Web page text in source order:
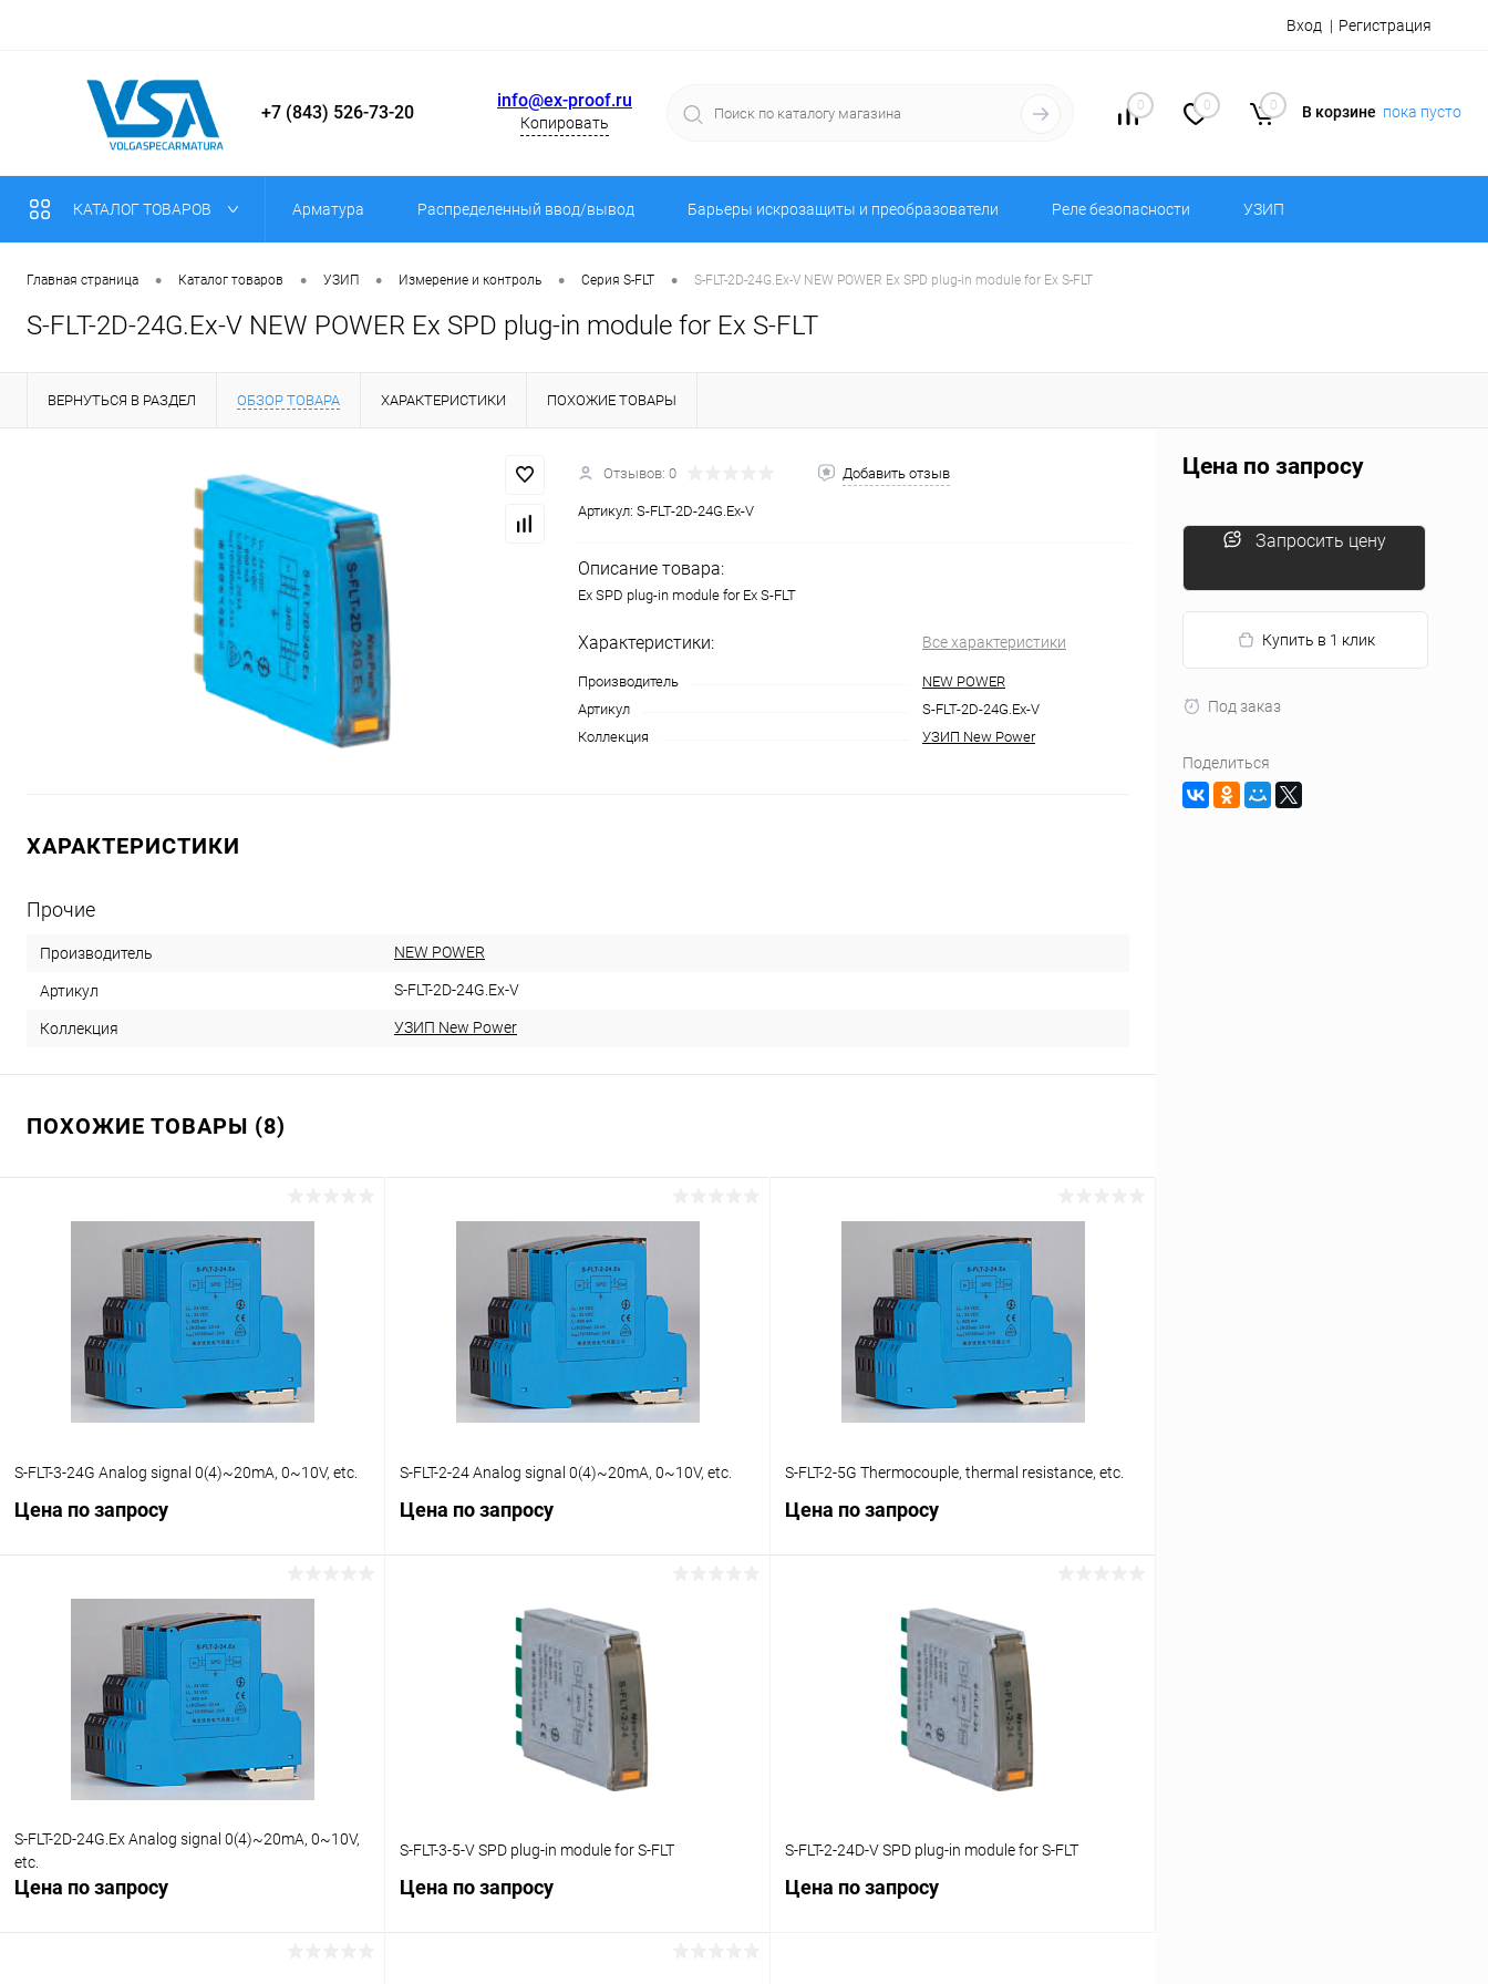
Вход Регистрация
+7 (843) 526-73-20
info@ex-proof.ru
Копировать
0 0 0 В корзине пока пусто
КАТАЛОГ ТОВАРОВ Арматура Распределенный ввод/вывод Барьеры искрозащиты и преобразователи Реле безопасности УЗИП
Главная страница • Каталог товаров • УЗИП • Измерение и контроль • Серия S-FLT • S-FLT-2D-24G.Ex-V NEW POWER Ex SPD plug-in module for Ex S-FLT
S-FLT-2D-24G.Ex-V NEW POWER Ex SPD plug-in module for Ex S-FLT
ВЕРНУТЬСЯ В РАЗДЕЛ ОБЗОР ТОВАРА ХАРАКТЕРИСТИКИ ПОХОЖИЕ ТОВАРЫ
Отзывов: 0 Добавить отзыв
Артикул: S-FLT-2D-24G.Ex-V
Описание товара:
Ex SPD plug-in module for Ex S-FLT
Характеристики: Все характеристики
Производитель
NEW POWER
Артикул
S-FLT-2D-24G.Ex-V
Коллекция
УЗИП New Power
ХАРАКТЕРИСТИКИ
Прочие
Производитель NEW POWER
Артикул S-FLT-2D-24G.Ex-V
Коллекция УЗИП New Power
ПОХОЖИЕ ТОВАРЫ (8)
S-FLT-3-24G Analog signal 0(4)~20mA, 0~10V, etc.
Цена по запросу
Запросить цену
Купить в 1 клик Сравнение
В избранное Под заказ
S-FLT-2-24 Analog signal 0(4)~20mA, 0~10V, etc.
Цена по запросу
Запросить цену
Купить в 1 клик Сравнение
Под заказ
S-FLT-2-5G Thermocouple, thermal resistance, etc.
Цена по запросу
Запросить цену
Купить в 1 клик Сравнение
Под заказ
S-FLT-2D-24G.Ex Analog signal 0(4)~20mA, 0~10V,
etc.
Цена по запросу
S-FLT-3-5-V SPD plug-in module for S-FLT
Цена по запросу
S-FLT-2-24D-V SPD plug-in module for S-FLT
Цена по запросу
Цена по запросу
Запросить цену
Купить в 1 клик
Под заказ
Поделиться